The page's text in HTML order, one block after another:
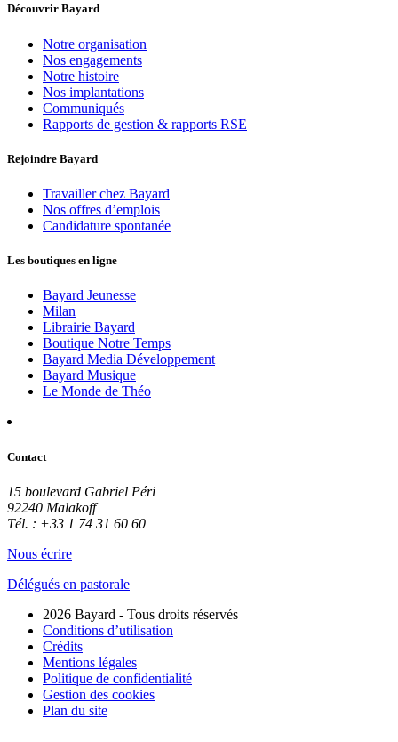
Découvrir Bayard
Notre organisation
Nos engagements
Notre histoire
Nos implantations
Communiqués
Rapports de gestion & rapports RSE
Rejoindre Bayard
Travailler chez Bayard
Nos offres d’emplois
Candidature spontanée
Les boutiques en ligne
Bayard Jeunesse
Milan
Librairie Bayard
Boutique Notre Temps
Bayard Media Développement
Bayard Musique
Le Monde de Théo
Contact
15 boulevard Gabriel Péri
92240 Malakoff
Tél. : +33 1 74 31 60 60
Nous écrire
Délégués en pastorale
2026 Bayard - Tous droits réservés
Conditions d’utilisation
Crédits
Mentions légales
Politique de confidentialité
Gestion des cookies
Plan du site